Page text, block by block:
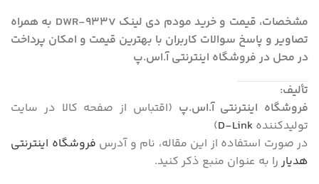
مشخصات، قیمت و خرید مودم دی لینک DWR-933V به همراه
تصاویر و پاسخ سوالات کاربران با بهترین قیمت و امکان پرداخت
در محل در فروشگاه اینترنتی آ.اس.پ
تألیف:
فروشگاه اینترنتی آ.اس.پ (اقتباس از صفحه کالا در سایت
تولیدکننده D-Link
)
در صورت استفاده از این مقاله، نام و آدرس فروشگاه اینترنتی
هدیار را به عنوان منبع ذکر کنید.